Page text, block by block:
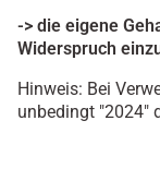
-> die eigene
Widerspruch
Hinweis: Bei
unbedingt "2024"